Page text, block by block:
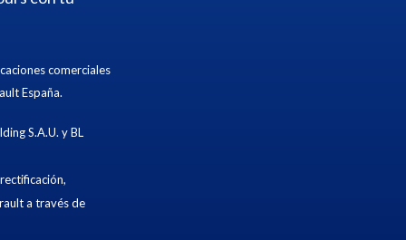
comerciales
España.
S.A.U. y BL
a través de